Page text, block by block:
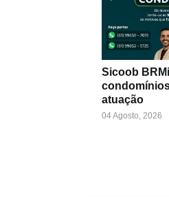
Sicoob
atuação
04 Agosto, 2026